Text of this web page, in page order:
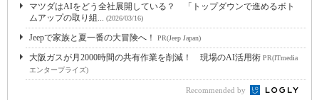
マツダはAIをどう全社展開している？ 「トップダウンで進めるボト
ムアップの取り組... (2026/03/16)
Jeepで家族と夏一番の大冒険へ！ PR(Jeep Japan)
大阪ガスが月2000時間の共有作業を削減！ 現場のAI活用術 PR(ITmedia
エンタープライズ)
Recommended by